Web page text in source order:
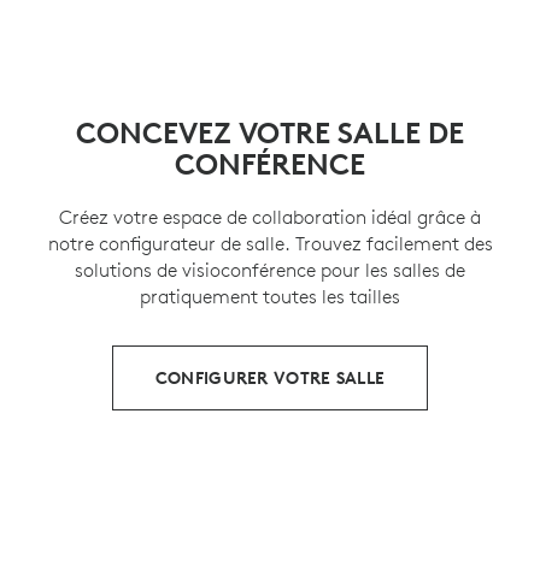
CONCEVEZ VOTRE SALLE DE
CONFÉRENCE
Créez votre espace de collaboration idéal grâce à
notre configurateur de salle. Trouvez facilement des
solutions de visioconférence pour les salles de
pratiquement toutes les tailles
CONFIGURER VOTRE SALLE